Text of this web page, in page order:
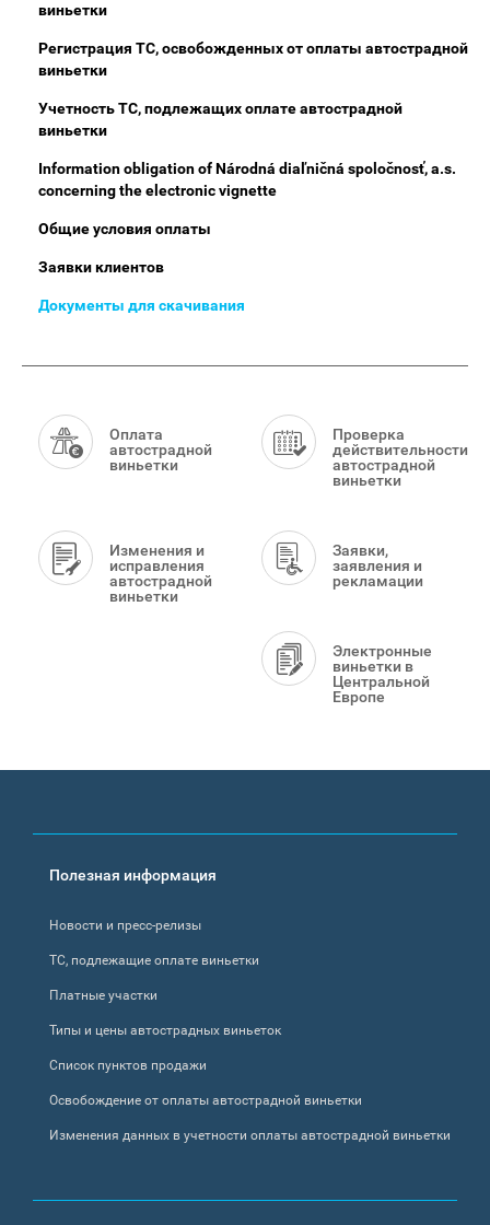
виньетки
Регистрация ТС, освобожденных от оплаты автострадной
виньетки
Учетность ТС, подлежащих оплате автострадной
виньетки
Information obligation of Národná diaľničná spoločnosť, a.s.
concerning the electronic vignette
Общие условия оплаты
Заявки клиентов
Документы для скачивания
Menu
Оплата
автострадной
виньетки
Проверка
действительности
автострадной
виньетки
Изменения и
исправления
автострадной
виньетки
Заявки,
заявления и
рекламации
Электронные
виньетки в
Центральной
Европе
Footer
Полезная информация
Новости и пресс-релизы
ТС, подлежащие оплате виньетки
Платные участки
Типы и цены автострадных виньеток
Список пунктов продажи
Освобождение от оплаты автострадной виньетки
Изменения данных в учетности оплаты автострадной виньетки